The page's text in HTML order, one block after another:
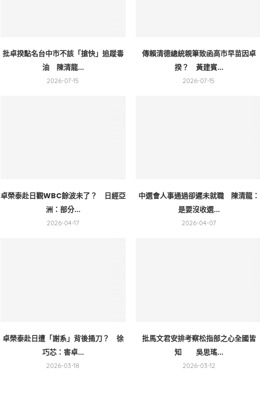
批卓揆點名台中市不該「搶快」追蹤毒
油 陳清龍...
2026-07-15
傳賴清德總統親筆致函高市早苗因卓
揆？ 黃建賓...
2026-07-15
卓榮泰赴日觀WBC餘波未了？ 日經亞
洲：部分...
2026-04-17
中選會人事通過卻遲未就職 陳清龍：
是要沒收選...
2026-04-07
卓榮泰赴日遭「謝系」背後捅刀？ 徐
巧芯：害卓...
2026-03-18
批馬文君安排考察松指部之心全國皆
知 吳思瑤...
2026-03-12